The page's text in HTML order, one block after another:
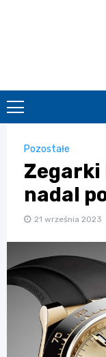
Pozostałe
Zegarki
nadal
21 września 2023